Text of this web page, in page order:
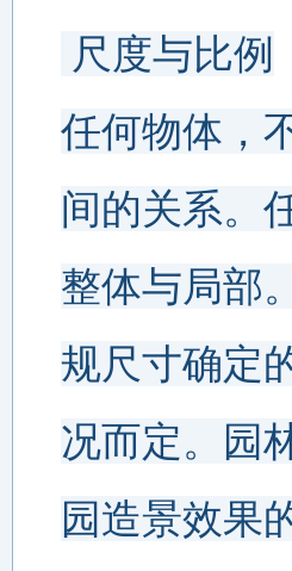
尺度与比例
任何物体，
间的关系。
整体与局部
规尺寸确定
况而定。园
园造景效果